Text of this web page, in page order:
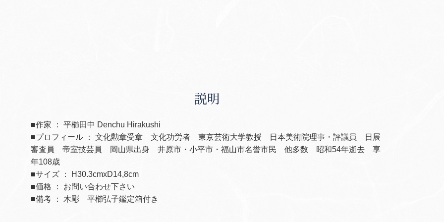
説明
■作家 ： 平櫛田中 Denchu Hirakushi
■プロフィール ： 文化勲章受章 文化功労者 東京芸術大学教授 日本美術院理事・評議員 日展
審査員 帝室技芸員 岡山県出身 井原市・小平市・福山市名誉市民 他多数 昭和54年逝去 享
年108歳
■サイズ ： H30.3cmxD14,8cm
■価格 ： お問い合わせ下さい
■備考 ： 木彫 平櫛弘子鑑定箱付き